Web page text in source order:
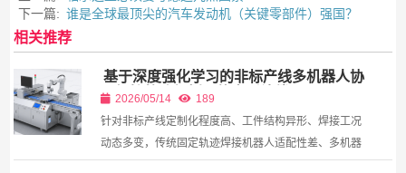
下一篇: 谁是全球最顶尖的汽车发动机（关键零部件）强国？
相关推荐
基于深度强化学习的非标产线多机器人协
同焊接轨迹规划与热变形补偿
2026/05/14
189
针对非标产线定制化程度高、工件结构异形、焊接工况
动态多变，传统固定轨迹焊接机器人适配性差、多机器